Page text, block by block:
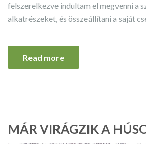
felszerelkezve indultam el megvenni a
alkatrészeket, és összeállítani a saját
Read more
MÁR VIRÁGZIK A